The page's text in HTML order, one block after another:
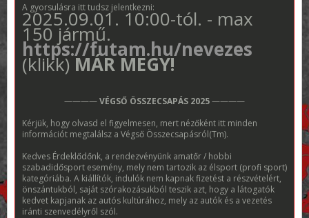
A gyorsulásra itt tudsz jelentkezni:
2025.09.01. 10:00-tól. - max
150 jármű.
https://futam.hu/nevezes
(klikk)MÁR MEGY!
————VÉGSŐ ÖSSZECSAPÁS 2025————
Kérjük, hogy olvasd el figyelmesen, mert nézőként itt minden
információt megtalálsz a Végső Összecsapásról(Tm).
Kedves Érdeklődőnk, a rendezvényünk amatőr / hobbi
szabadidősport esemény, mely nem tartozik az élsport (profi sport)
kategóriába. A kiállítók, indulók nem kapnak fizetést a részvételért,
önszántukból, saját szórakozásukból teszik azt, hogy a látogatók
kedvet kapjanak az autós kultúrához, mely az autók és a vezetés
iránti szenvedélyről szól.